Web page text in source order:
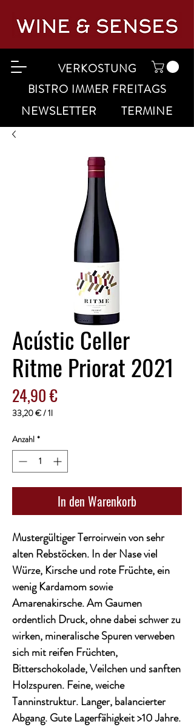
VERKOSTUNG
BISTRO IMMER FREITAGS
NEWSLETTER TERMINE
Acústic Celler
Ritme Priorat 2021
24,90 €Preis
33,20 €/1l
pro
1
Liter
Anzahl *
In den Warenkorb
Mustergültiger Terroirwein von sehr
alten Rebstöcken. In der Nase viel
Würze, Kirsche und rote Früchte, ein
wenig Kardamom sowie
Amarenakirsche. Am Gaumen
ordentlich Druck, ohne dabei schwer zu
wirken, mineralische Spuren verweben
sich mit reifen Früchten,
Bitterschokolade, Veilchen und sanften
Holzspuren. Feine, weiche
Tanninstruktur. Langer, balancierter
Abgang. Gute Lagerfähigkeit >10 Jahre.